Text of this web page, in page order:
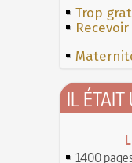
Trop
IL ÉTAIT
1400